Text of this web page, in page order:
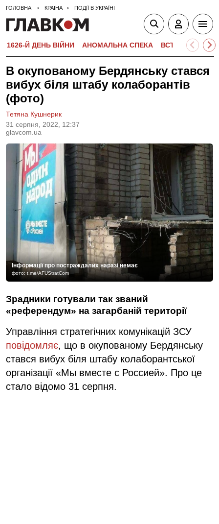
ГОЛОВНА КРАЇНА ПОДІЇ В УКРАЇНІ
1626-Й ДЕНЬ ВІЙНИ АНОМАЛЬНА СПЕКА ВСТУПНА
В окупованому Бердянську стався
вибух біля штабу колаборантів
(фото)
31 серпня, 2022, 12:37
glavcom.ua
Тетяна Кушнерик
Інформації про постраждалих наразі немає
фото: t.me/AFUStratCom
Зрадники готували так званий
«референдум» на загарбаній території
Управління стратегічних комунікацій ЗСУ
повідомляє, що в окупованому Бердянську
стався вибух біля штабу колаборантської
організації «Мы вместе с Россией». Про це
стало відомо 31 серпня.